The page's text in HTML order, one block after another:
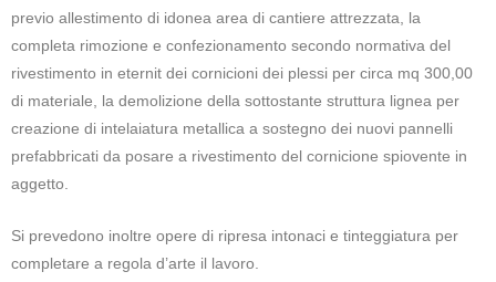
previo allestimento di idonea area di cantiere attrezzata, la
completa rimozione e confezionamento secondo normativa del
rivestimento in eternit dei cornicioni dei plessi per circa mq 300,00
di materiale, la demolizione della sottostante struttura lignea per
creazione di intelaiatura metallica a sostegno dei nuovi pannelli
prefabbricati da posare a rivestimento del cornicione spiovente in
aggetto.
Si prevedono inoltre opere di ripresa intonaci e tinteggiatura per
completare a regola d’arte il lavoro.